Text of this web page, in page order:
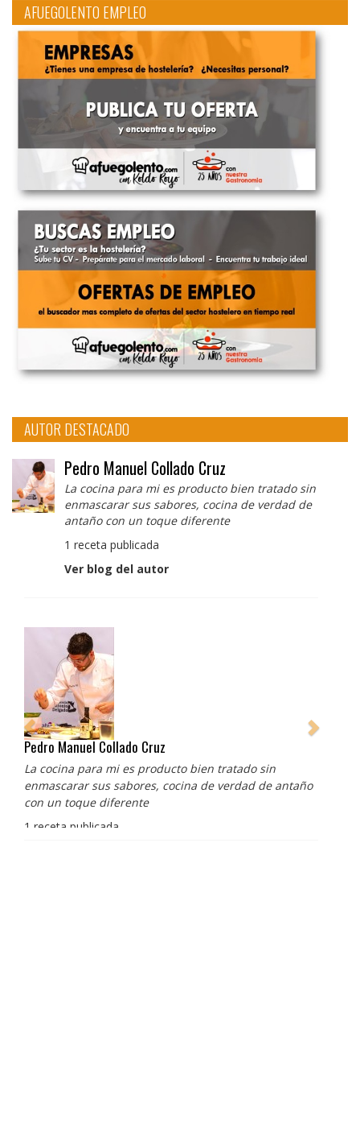
AFUEGOLENTO EMPLEO
AUTOR DESTACADO
Pedro Manuel Collado Cruz
La cocina para mi es producto bien tratado sin
enmascarar sus sabores, cocina de verdad de
antaño con un toque diferente
1 receta publicada
Ver blog del autor
Pedro Manuel Collado Cruz
La cocina para mi es producto bien tratado sin
enmascarar sus sabores, cocina de verdad de antaño
con un toque diferente
1 receta publicada